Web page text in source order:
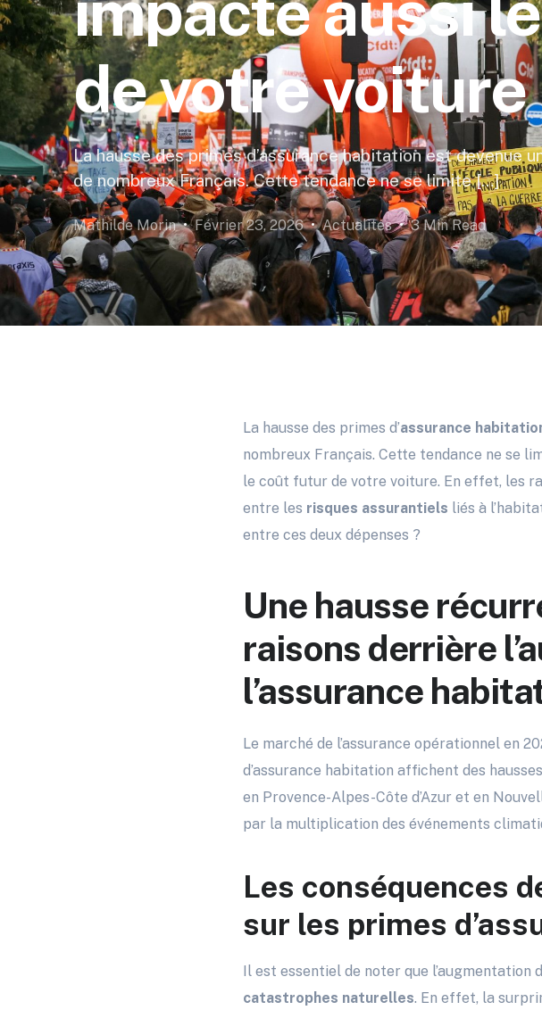
de votre voiture
La hausse des primes d’assurance habitation est devenue
de nombreux Français. Cette tendance ne se limite […]
Mathilde Morin Février 23, 2026 Actualités 3 Min Read
La hausse des primes d’assurance
nombreux Français. Cette tendance ne se
le coût futur de votre voiture. En effet, les
entre les risques assurantiels liés à
entre ces deux dépenses ?
Une hausse
raisons derrière
l’assurance
Le marché de l’assurance opérationnel en
d’assurance habitation affichent des
en Provence-Alpes-Côte d’Azur et en
par la multiplication des événements
Les conséquences
sur les primes
Il est essentiel de noter que
catastrophes naturelles. En effet, la